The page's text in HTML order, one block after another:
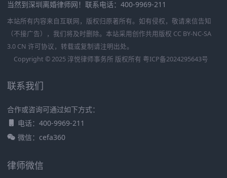
当然到深圳离婚律师网！联系电话：400-9969-211
本站所有内容来自互联网，版权归原著所有。如有侵权，敬请来信告知
（不接广告），我们将及时删除。本站采用创作共用版权 CC BY-NC-SA
3.0 CN 许可协议，转载或复制请注明出处。
Copyright © 2025 淳悦律师事务所 版权所有 粤ICP备2024295643号
联系我们
合作或咨询可通过如下方式：
电话：400-9969-211
微信：cefa360
律师微信